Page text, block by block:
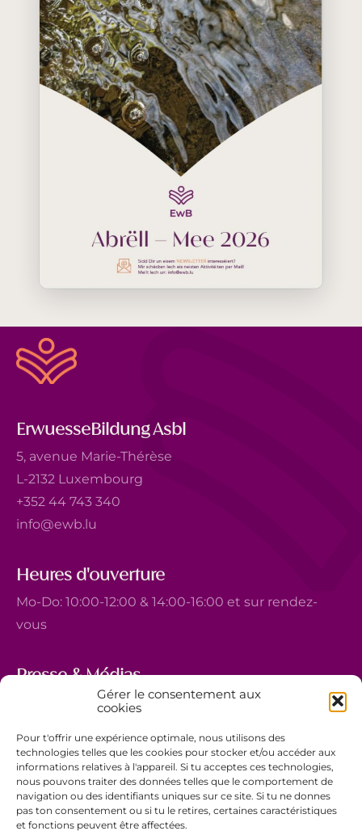
Gérer le consentement aux
cookies
Pour t'offrir une expérience optimale, nous utilisons des
technologies telles que les cookies pour stocker et/ou accéder aux
informations relatives à l'appareil. Si tu acceptes ces technologies,
nous pouvons traiter des données telles que le comportement de
navigation ou des identifiants uniques sur ce site. Si tu ne donnes
pas ton consentement ou si tu le retires, certaines caractéristiques
et fonctions peuvent être affectées.
ErwuesseBildung Asbl
5, avenue Marie-Thérèse
L-2132 Luxembourg
+352 44 743 340
info@ewb.lu
Heures d'ouverture
Mo-Do: 10:00-12:00 & 14:00-16:00 et sur rendez-
vous
Presse & Médias
5, avenue Marie-Thérèse
+352 44 743 340
comm@ewb.lu
Faire un don